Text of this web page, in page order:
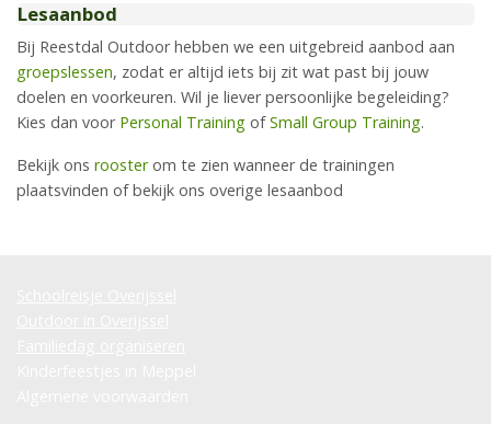
Lesaanbod
Bij Reestdal Outdoor hebben we een uitgebreid aanbod aan
groepslessen, zodat er altijd iets bij zit wat past bij jouw
doelen en voorkeuren. Wil je liever persoonlijke begeleiding?
Kies dan voor Personal Training ofSmall Group Training.
Bekijk ons roosterom te zien wanneer de trainingen
plaatsvinden of bekijk ons overige lesaanbod